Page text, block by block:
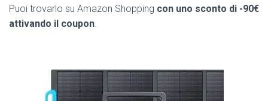
Puoi trovarlo su Amazon Shopping con uno sconto di -90€
attivando il coupon.